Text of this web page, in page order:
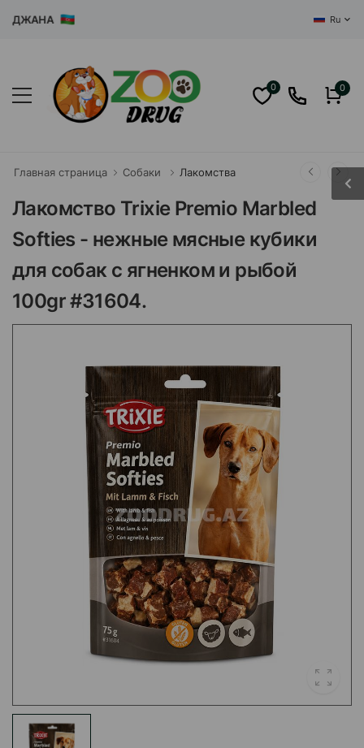
Ru
0 0
Главная страница Собаки Лакомства
Лакомство Trixie Premio Marbled
Softies - нежные мясные кубики
для собак с ягненком и рыбой
100gr #31604.